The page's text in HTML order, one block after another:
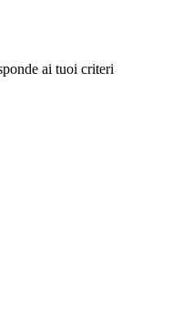
ai tuoi criteri